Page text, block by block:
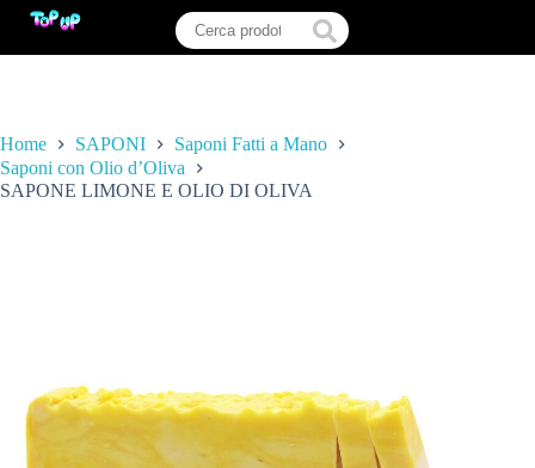
Home SAPONI
Saponi Fatti a Mano
Saponi con Olio d’Oliva
SAPONE LIMONE E OLIO DI OLIVA